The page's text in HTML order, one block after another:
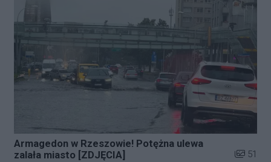
Armagedon w Rzeszowie! Potężna ulewa
zalała miasto [ZDJĘCIA]
Liczba
51